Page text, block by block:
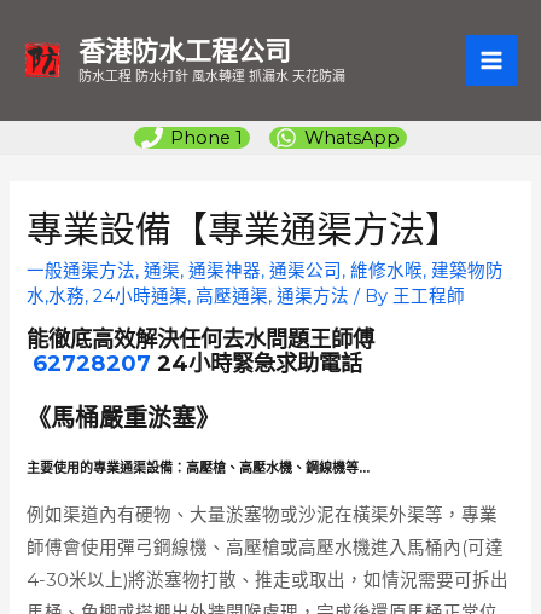
香港防水工程公司
防水工程 防水打針 風水轉運 抓漏水 天花防漏
Phone 1 WhatsApp
專業設備【專業通渠方法】
一般通渠方法,通渠, 通渠神器, 通渠公司, 維修水喉, 建築物防
水,水務, 24小時通渠, 高壓通渠,通渠方法 / By 王工程師
能徹底高效解決任何去水問題王師傅
62728207 24小時緊急求助電話
《馬桶嚴重淤塞》
主要使用的專業通渠設備：高壓槍、高壓水機、鋼線機等…
例如渠道內有硬物、大量淤塞物或沙泥在橫渠外渠等，專業
師傅會使用彈弓鋼線機、高壓槍或高壓水機進入馬桶內(可達
4-30米以上)將淤塞物打散、推走或取出，如情況需要可拆出